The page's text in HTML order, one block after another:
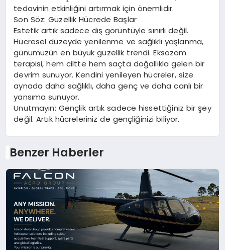
tedavinin etkinliğini artırmak için önemlidir.
Son Söz: Güzellik Hücrede Başlar
Estetik artık sadece dış görüntüyle sınırlı değil.
Hücresel düzeyde yenilenme ve sağlıklı yaşlanma,
günümüzün en büyük güzellik trendi. Eksozom
terapisi, hem ciltte hem saçta doğallıkla gelen bir
devrim sunuyor. Kendini yenileyen hücreler, size
aynada daha sağlıklı, daha genç ve daha canlı bir
yansıma sunuyor.
Unutmayın: Gençlik artık sadece hissettiğiniz bir şey
değil. Artık hücreleriniz de gençliğinizi biliyor.
Benzer Haberler